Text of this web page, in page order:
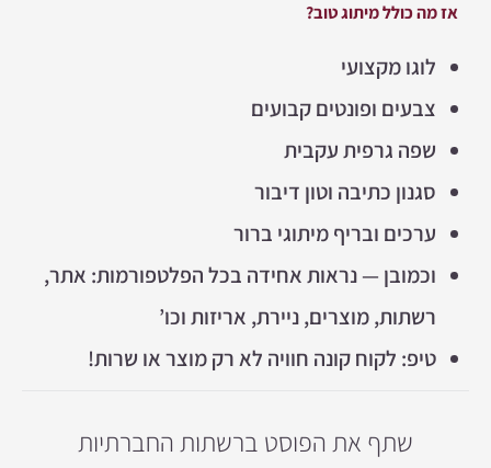
אז מה כולל מיתוג טוב?
לוגו מקצועי
צבעים ופונטים קבועים
שפה גרפית עקבית
סגנון כתיבה וטון דיבור
ערכים ובריף מיתוגי ברור
וכמובן — נראות אחידה בכל הפלטפורמות: אתר,
רשתות, מוצרים, ניירת, אריזות וכו’
טיפ: לקוח קונה חוויה לא רק מוצר או שרות!
שתף את הפוסט ברשתות החברתיות